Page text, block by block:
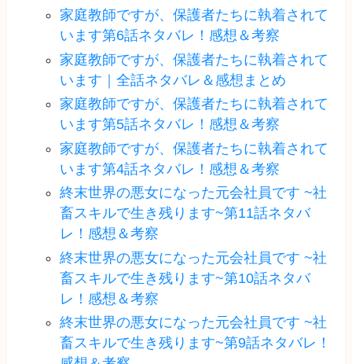
家庭教師ですが、保護者たちに執着されて
います第6話ネタバレ！感想＆考察
家庭教師ですが、保護者たちに執着されて
います｜全話ネタバレ＆感想まとめ
家庭教師ですが、保護者たちに執着されて
います第5話ネタバレ！感想＆考察
家庭教師ですが、保護者たちに執着されて
います第4話ネタバレ！感想＆考察
終末世界の悪女になった元会社員です ~社
畜スキルで生き残ります~第11話ネタバ
レ！感想＆考察
終末世界の悪女になった元会社員です ~社
畜スキルで生き残ります~第10話ネタバ
レ！感想＆考察
終末世界の悪女になった元会社員です ~社
畜スキルで生き残ります~第9話ネタバレ！